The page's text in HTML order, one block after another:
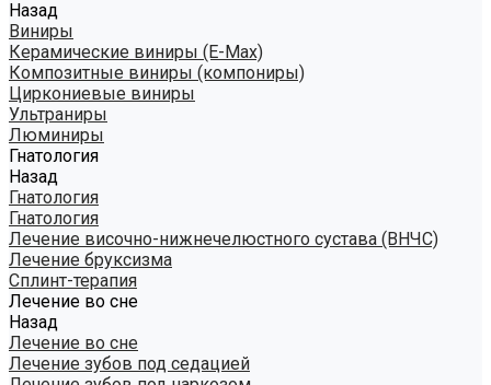
Назад
Виниры
Керамические виниры (E-Max)
Композитные виниры (компониры)
Циркониевые виниры
Ультраниры
Люминиры
Гнатология
Назад
Гнатология
Гнатология
Лечение височно-нижнечелюстного сустава (ВНЧС)
Лечение бруксизма
Сплинт-терапия
Лечение во сне
Назад
Лечение во сне
Лечение зубов под седацией